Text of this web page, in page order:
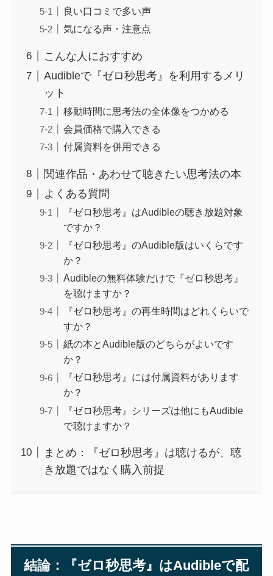
良い口コミで多い声
気になる声・注意点
こんな人におすすめ
Audibleで『ゼロ秒思考』を利用するメリ
ット
移動時間に思考法の全体像をつかめる
会員価格で購入できる
付属資料を併用できる
関連作品・あわせて聴きたい思考法の本
よくある質問
『ゼロ秒思考』はAudibleの聴き放題対象
ですか？
『ゼロ秒思考』のAudible版はいくらです
か？
Audibleの無料体験だけで『ゼロ秒思考』
を聴けますか？
『ゼロ秒思考』の再生時間はどれくらいで
すか？
紙の本とAudible版のどちらがよいです
か？
『ゼロ秒思考』には付属資料があります
か？
『ゼロ秒思考』シリーズは他にもAudible
で聴けますか？
まとめ：『ゼロ秒思考』は聴けるが、聴
き放題ではなく購入前提
結論：『ゼロ秒思考』はAudibleで配